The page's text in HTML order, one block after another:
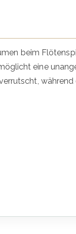
beim
eine
während